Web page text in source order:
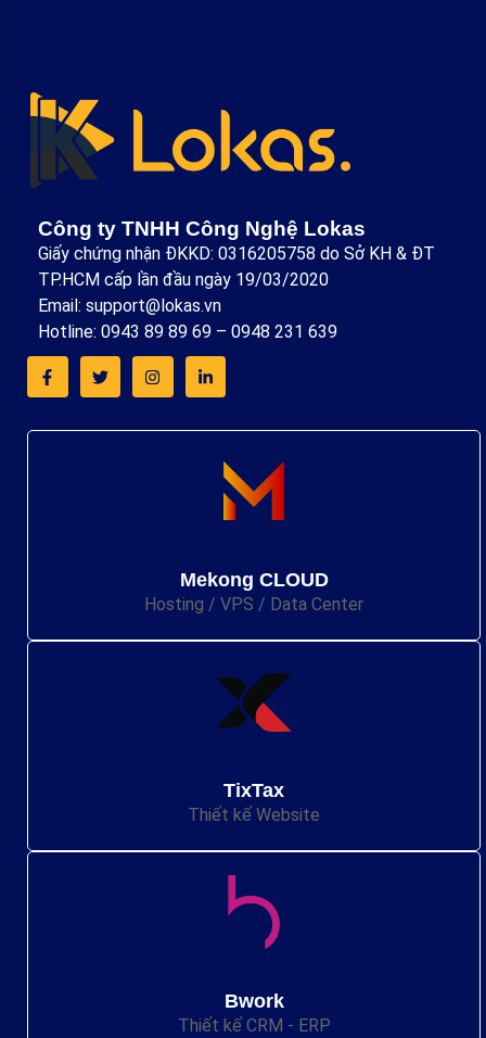
Công ty TNHH Công Nghệ Lokas
Giấy chứng nhận ĐKKD: 0316205758 do Sở KH & ĐT
TP.HCM cấp lần đầu ngày 19/03/2020
Email: support@lokas.vn
Hotline: 0943 89 89 69 – 0948 231 639
Mekong CLOUD
Hosting / VPS / Data Center
TixTax
Thiết kế Website
Bwork
Thiết kế CRM - ERP